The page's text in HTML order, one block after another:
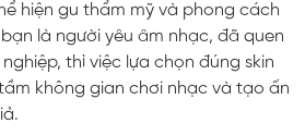
hiện gu thẩm mỹ và phong cách
là người yêu âm nhạc, đã quen
thì việc lựa chọn đúng skin
không gian chơi nhạc và tạo ấn